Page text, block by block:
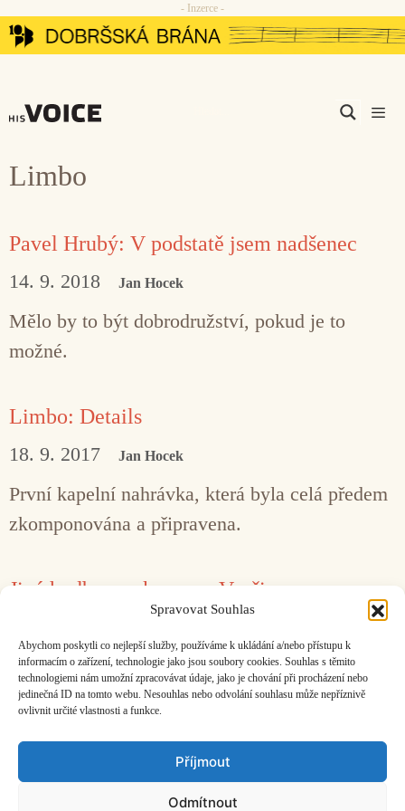
Spravovat Souhlas
Abychom poskytli co nejlepší služby, používáme k ukládání a/nebo přístupu k
informacím o zařízení, technologie jako jsou soubory cookies. Souhlas s těmito
technologiemi nám umožní zpracovávat údaje, jako je chování při procházení nebo
jedinečná ID na tomto webu. Nesouhlas nebo odvolání souhlasu může nepříznivě
ovlivnit určité vlastnosti a funkce.
Příjmout
Odmítnout
Přeskočit
na
- Inzerce -
Limbo
Pavel Hrubý: V podstatě jsem nadšenec
14. 9. 2018 Jan Hocek
Mělo by to být dobrodružství, pokud je to
možné.
Limbo: Details
18. 9. 2017 Jan Hocek
První kapelní nahrávka, která byla celá předem
zkomponována a připravena.
Jiná hudba pro kocoura Vavřince
Kocourovi je padesát, slavíme!